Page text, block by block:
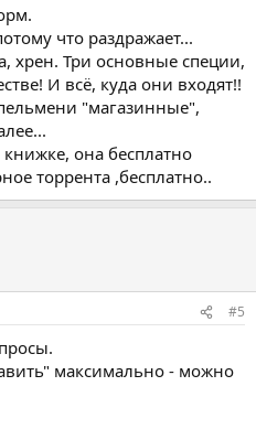
что раздражает...
хрен. Три основные специи,
И всё, куда они входят!!
"магазинные",
она бесплатно
торрента ,бесплатно..
#5
максимально - можно